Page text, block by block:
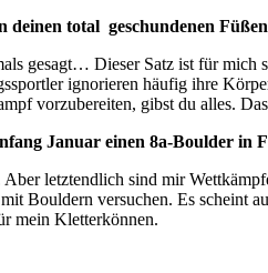
deinen total geschundenen
gesagt… Dieser Satz ist für
ignorieren häufig ihre
vorzubereiten, gibst du alles.
Januar einen 8a-Boulder
letztendlich sind mir
Bouldern versuchen. Es scheint
mein Kletterkönnen.